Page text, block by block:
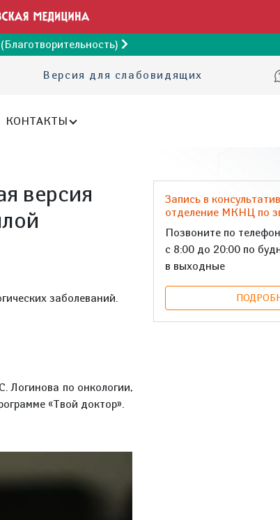
Версия для слабовидящих
КОНТАКТЫ
версия
заболеваний.
Логинова по онкологии,
«Твой доктор».
Запись в
отделение МКНЦ по
Позвоните по
с 8:00 до 20:00 по
в выходные